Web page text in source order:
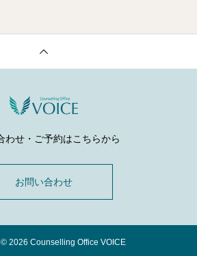
わせ・ご予約はこちらから
お問い合わせ
2026 Counselling Office VOICE